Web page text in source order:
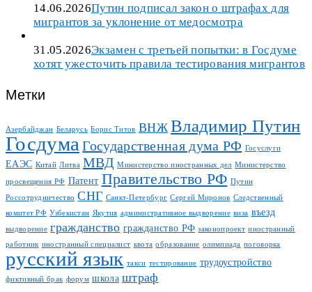
14.06.2026Путин подписал закон о штрафах для
мигрантов за уклонение от медосмотра
31.05.2026Экзамен с третьей попытки: в Госдуме
хотят ужесточить правила тестирования мигрантов
Метки
Азербайджан Беларусь Борис Титов ВНЖ Владимир Путин
Госдума Государственная дума РФ Госуслуги
ЕАЭС Китай Литва МВД Министерство иностранных дел Министерство
просвещения РФ Патент Правительство РФ Путин
Россотрудничество СНГ Санкт-Петербург Сергей Миронов Следственный
комитет РФ Узбекистан Якутия административное выдворение виза въезд
выдворение гражданство гражданство РФ законопроект иностранный
работник иностранный специалист квота образование олимпиада поговорка
русский язык такси тестирование трудоустройство
фиктивный брак форум школа штраф